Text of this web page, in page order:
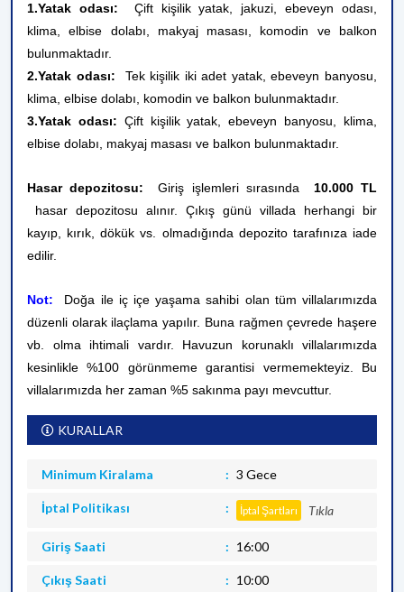
1.Yatak odası: Çift kişilik yatak, jakuzi, ebeveyn odası,
klima, elbise dolabı, makyaj masası, komodin ve balkon
bulunmaktadır.
2.Yatak odası: Tek kişilik iki adet yatak,ebeveyn banyosu,
klima, elbise dolabı, komodin ve balkon bulunmaktadır.
3.Yatak odası: Çift kişilik yatak, ebeveyn banyosu, klima,
elbise dolabı, makyaj masası ve balkon bulunmaktadır.
Hasar depozitosu: Giriş işlemleri sırasında 10.000 TL
hasar depozitosu alınır. Çıkış günü villada herhangi bir
kayıp, kırık, dökük vs. olmadığında depozito tarafınıza iade
edilir.
Not:
Doğa ile iç içe yaşama sahibi olan tüm villalarımızda
düzenli olarak ilaçlama yapılır. Buna rağmen çevrede haşere
vb. olma ihtimali vardır. Havuzun korunaklı villalarımızda
kesinlikle %100 görünmeme garantisi vermemekteyiz. Bu
villalarımızda her zaman %5 sakınma payı mevcuttur.
KURALLAR
Minimum Kiralama 3 Gece
İptal Politikası İptal Şartları Tıkla
Giriş Saati 16:00
Çıkış Saati 10:00